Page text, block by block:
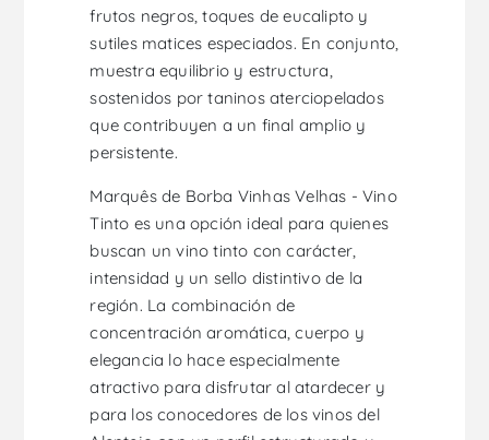
frutos negros, toques de eucalipto y
sutiles matices especiados. En conjunto,
muestra equilibrio y estructura,
sostenidos por taninos aterciopelados
que contribuyen a un final amplio y
persistente.
Marquês de Borba Vinhas Velhas - Vino
Tinto es una opción ideal para quienes
buscan un vino tinto con carácter,
intensidad y un sello distintivo de la
región. La combinación de
concentración aromática, cuerpo y
elegancia lo hace especialmente
atractivo para disfrutar al atardecer y
para los conocedores de los vinos del